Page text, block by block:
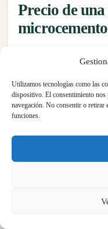
Utilizamos tecnologías como las
dispositivo. El consentimiento nos
navegación. No consentir o retirar
funciones.
Precio de
con la misma
distintos si una tiene
grietas o difícil
el proyecto con